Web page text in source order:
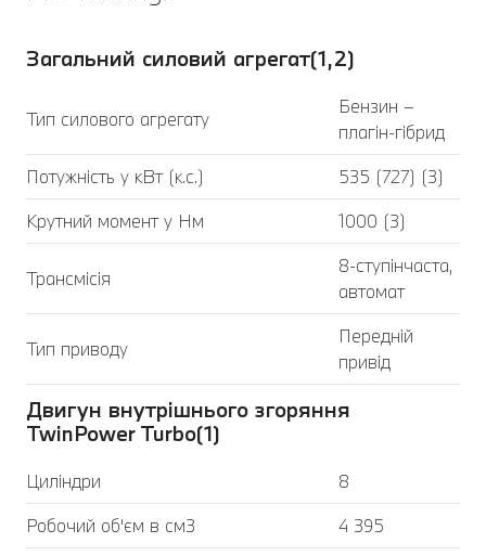
Загальний силовий агрегат(1,2)
Тип силового агрегату
Бензин –
плагін-гібрид
Потужність у кВт (к.с.)
535 (727) (3)
Крутний момент у Нм
1000 (3)
Трансмісія
8-ступінчаста,
автомат
Тип приводу
Передній
привід
Двигун внутрішнього згоряння
TwinPower Turbo(1)
Циліндри
8
Робочий об'єм в см3
4 395